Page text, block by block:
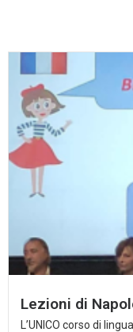
Lezioni di
L’UNICO corso di